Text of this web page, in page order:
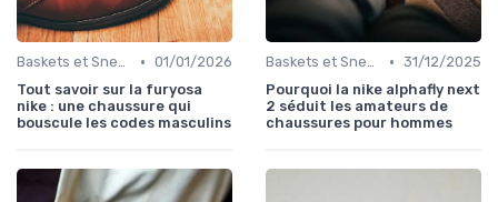
Baskets et Sneakers • 01/01/2026
Tout savoir sur la furyosa
nike : une chaussure qui
bouscule les codes masculins
Baskets et Sneakers • 31/12/2025
Pourquoi la nike alphafly next
2 séduit les amateurs de
chaussures pour hommes